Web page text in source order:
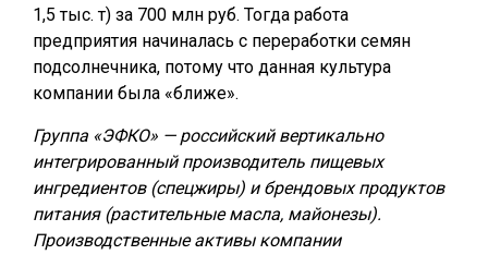
1,5 тыс. т) за 700 млн руб. Тогда работа
предприятия начиналась с переработки семян
подсолнечника, потому что данная культура
компании была «ближе».
Группа «ЭФКО» — российский вертикально
интегрированный производитель пищевых
ингредиентов (спецжиры) и брендовых продуктов
питания (растительные масла, майонезы).
Производственные активы компании